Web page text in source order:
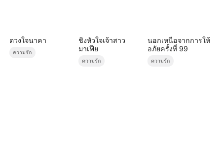
ดวงใจนาคา
ความรัก
ชิงหัวใจเจ้าสาว
มาเฟีย
ความรัก
นอกเหนือจากการให้
อภัยครั้งที่ 99
ความรัก